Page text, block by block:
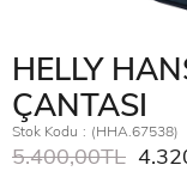
HELLY
ÇANTASI
Stok Kodu (HHA.67538)
5.400,00TL